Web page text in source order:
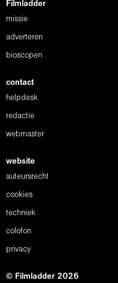
Filmladder
missie
adverteren
bioscopen
contact
helpdesk
redactie
webmaster
website
auteursrecht
cookies
techniek
colofon
privacy
© Filmladder 2026